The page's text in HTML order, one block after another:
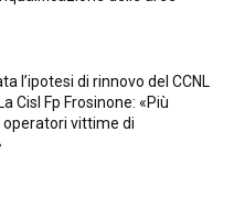
l’ipotesi di rinnovo del CCNL
Cisl Fp Frosinone: «Più
vittime di